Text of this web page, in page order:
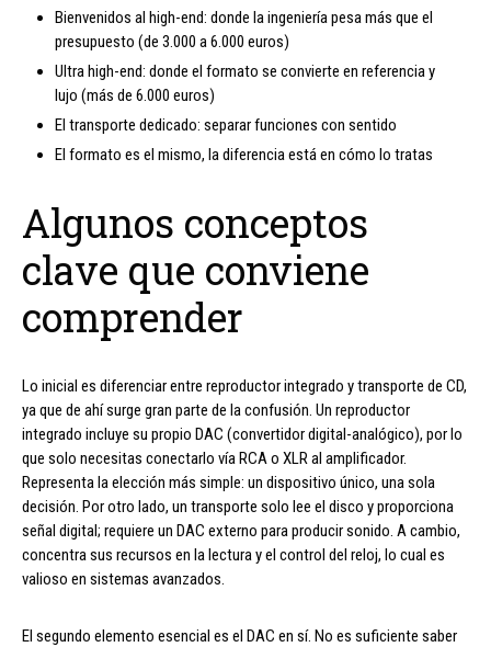
Bienvenidos al high-end: donde la ingeniería pesa más que el
presupuesto (de 3.000 a 6.000 euros)
Ultra high-end: donde el formato se convierte en referencia y
lujo (más de 6.000 euros)
El transporte dedicado: separar funciones con sentido
El formato es el mismo, la diferencia está en cómo lo tratas
Algunos conceptos
clave que conviene
comprender
Lo inicial es diferenciar entre reproductor integrado y transporte de CD,
ya que de ahí surge gran parte de la confusión. Un reproductor
integrado incluye su propio DAC (convertidor digital-analógico), por lo
que solo necesitas conectarlo vía RCA o XLR al amplificador.
Representa la elección más simple: un dispositivo único, una sola
decisión. Por otro lado, un transporte solo lee el disco y proporciona
señal digital; requiere un DAC externo para producir sonido. A cambio,
concentra sus recursos en la lectura y el control del reloj, lo cual es
valioso en sistemas avanzados.
El segundo elemento esencial es el DAC en sí. No es suficiente saber